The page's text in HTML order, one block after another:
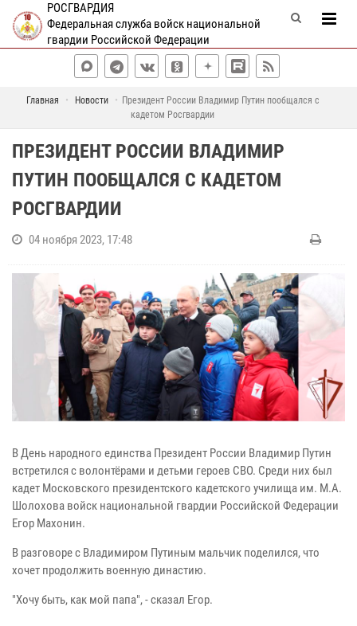
РОСГВАРДИЯ
Федеральная служба войск национальной
гвардии Российской Федерации
Главная Новости
Президент России Владимир Путин пообщался с
кадетом Росгвардии
ПРЕЗИДЕНТ РОССИИ ВЛАДИМИР
ПУТИН ПООБЩАЛСЯ С КАДЕТОМ
РОСГВАРДИИ
04 ноября 2023, 17:48
В День народного единства Президент России Владимир Путин
встретился с волонтёрами и детьми героев СВО. Среди них был
кадет Московского президентского кадетского училища им. М.А.
Шолохова войск национальной гвардии Российской Федерации
Егор Махонин.
В разговоре с Владимиром Путиным мальчик поделился, что
хочет продолжить военную династию.
"Хочу быть, как мой папа", - сказал Егор.